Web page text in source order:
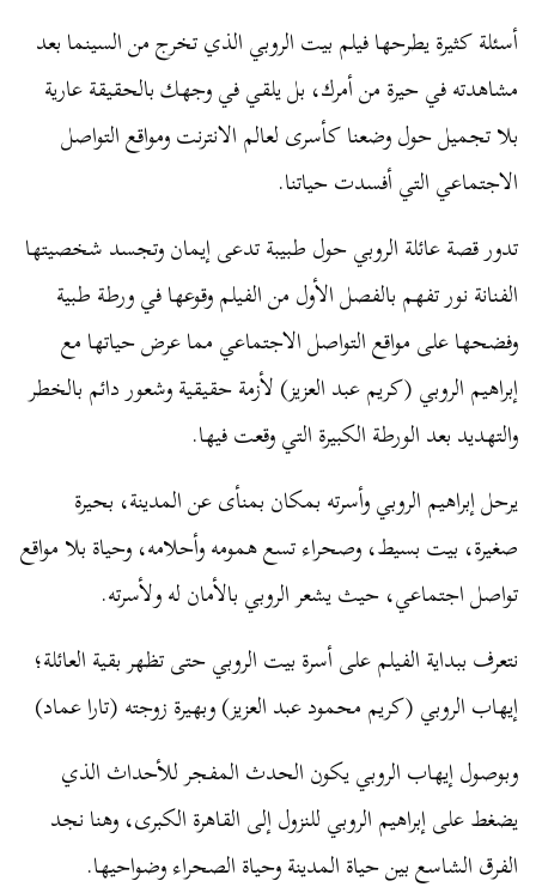
أسئلة كثيرة يطرحها فيلم بيت الروبي الذي تخرج من السينما بعد
مشاهدته في حيرة من أمرك، بل يلقي في وجهك بالحقيقة عارية
بلا تجميل حول وضعنا كأسرى لعالم الانترنت ومواقع التواصل
الاجتماعي التي أفسدت حياتنا.
تدور قصة عائلة الروبي حول طبيبة تدعى إيمان وتجسد شخصيتها
الفنانة نور تفهم بالفصل الأول من الفيلم وقوعها في ورطة طبية
وفضحها على مواقع التواصل الاجتماعي مما عرض حياتها مع
إبراهيم الروبي (كريم عبد العزيز) لأزمة حقيقية وشعور دائم بالخطر
والتهديد بعد الورطة الكبيرة التي وقعت فيها.
يرحل إبراهيم الروبي وأسرته بمكان بمنأى عن المدينة، بحيرة
صغيرة، بيت بسيط، وصحراء تسع همومه وأحلامه، وحياة بلا مواقع
تواصل اجتماعي، حيث يشعر الروبي بالأمان له ولأسرته.
نتعرف ببداية الفيلم على أسرة بيت الروبي حتى تظهر بقية العائلة؛
إيهاب الروبي (كريم محمود عبد العزيز) وبهيرة زوجته (تارا عماد)
وبوصول إيهاب الروبي يكون الحدث المفجر للأحداث الذي
يضغط على إبراهيم الروبي للنزول إلى القاهرة الكبرى، وهنا نجد
الفرق الشاسع بين حياة المدينة وحياة الصحراء وضواحيها.